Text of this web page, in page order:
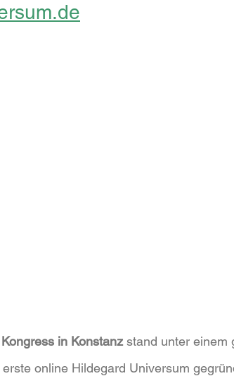
in Konstanz stand unter einem
online Hildegard Universum